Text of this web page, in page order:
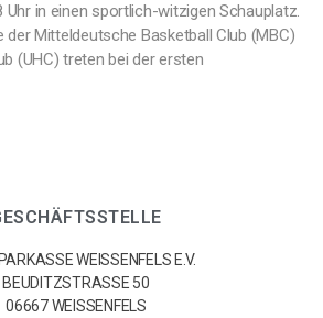
Uhr in einen sportlich-witzigen Schauplatz.
der Mitteldeutsche Basketball Club (MBC)
(UHC) treten bei der ersten
WEISSENFELS E.V.
BEUDITZSTRASSE 50
06667 WEISSENFELS